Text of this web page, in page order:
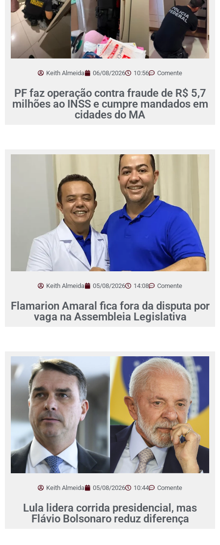
Keith Almeida 06/08/2026 10:56 Comente
PF faz operação contra fraude de R$ 5,7
milhões ao INSS e cumpre mandados em
cidades do MA
Keith Almeida 05/08/2026 14:08 Comente
Flamarion Amaral fica fora da disputa por
vaga na Assembleia Legislativa
Keith Almeida 05/08/2026 10:44 Comente
Lula lidera corrida presidencial, mas
Flávio Bolsonaro reduz diferença